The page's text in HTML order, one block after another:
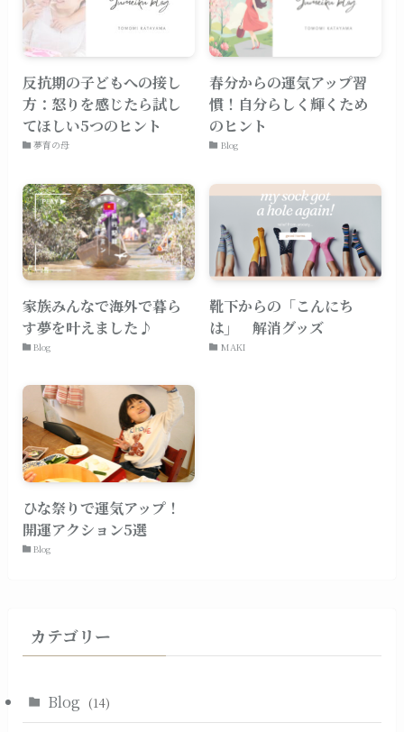
反抗期の子どもへの接し
方：怒りを感じたら試し
てほしい5つのヒント
夢育の母
春分からの運気アップ習
慣！自分らしく輝くため
のヒント
Blog
家族みんなで海外で暮ら
す夢を叶えました♪
Blog
靴下からの「こんにち
は」 解消グッズ
MAKI
ひな祭りで運気アップ！
開運アクション5選
Blog
カテゴリー
Blog (14)